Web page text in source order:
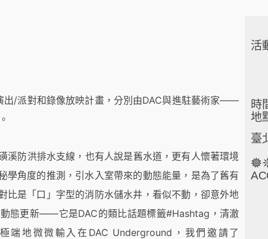
出/派對和錄像放映計畫，分別由DAC與進駐藝術家——
溪防洪排水支線，也有人說是舊水道，更有人懷著環境
角度的推測，引水入室帶來的動態能量，是為了舊有
比是「口」字型的消防水儲水井，看似不動，卻意外地
態更新——它是DAC的類比話題標籤#Hashtag，清澈
地微微輸入在DAC Underground，我們邀請了
活
時
地
臺